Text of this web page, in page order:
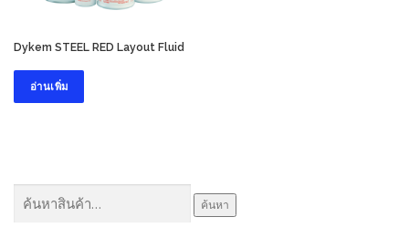
Dykem STEEL RED Layout Fluid
อ่านเพิ่ม
ค้นหา